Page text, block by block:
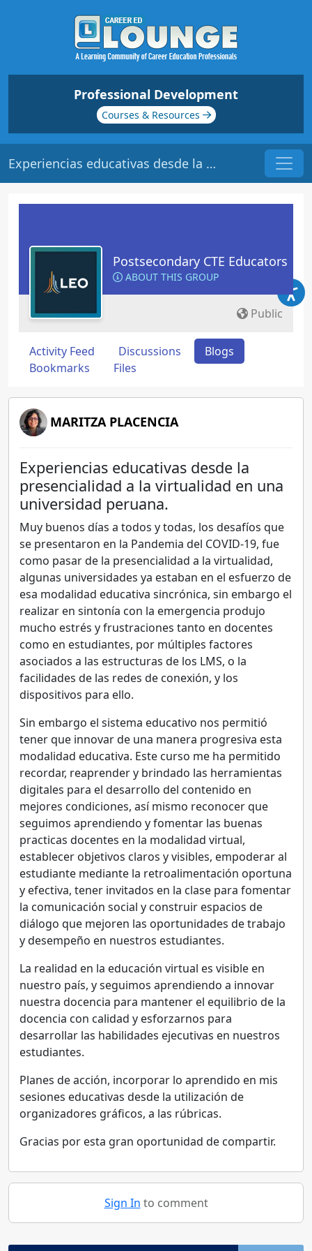
Professional Development
Courses & Resources
Experiencias educativas desde la presencialidad a la virtualidad en una universidad peruana.
Postsecondary CTE Educators
ABOUT THIS GROUP
Public
Activity Feed Discussions
Blogs
Bookmarks
Files
MARITZA PLACENCIA
Experiencias educativas desde la
presencialidad a la virtualidad en una
universidad peruana.
Muy buenos días a todos y todas, los desafíos que
se presentaron en la Pandemia del COVID-19, fue
como pasar de la presencialidad a la virtualidad,
algunas universidades ya estaban en el esfuerzo de
esa modalidad educativa sincrónica, sin embargo el
realizar en sintonía con la emergencia produjo
mucho estrés y frustraciones tanto en docentes
como en estudiantes, por múltiples factores
asociados a las estructuras de los LMS, o la
facilidades de las redes de conexión, y los
dispositivos para ello.
Sin embargo el sistema educativo nos permitió
tener que innovar de una manera progresiva esta
modalidad educativa. Este curso me ha permitido
recordar, reaprender y brindado las herramientas
digitales para el desarrollo del contenido en
mejores condiciones, así mismo reconocer que
seguimos aprendiendo y fomentar las buenas
practicas docentes en la modalidad virtual,
establecer objetivos claros y visibles, empoderar al
estudiante mediante la retroalimentación oportuna
y efectiva, tener invitados en la clase para fomentar
la comunicación social y construir espacios de
diálogo que mejoren las oportunidades de trabajo
y desempeño en nuestros estudiantes.
La realidad en la educación virtual es visible en
nuestro país, y seguimos aprendiendo a innovar
nuestra docencia para mantener el equilibrio de la
docencia con calidad y esforzarnos para
desarrollar las habilidades ejecutivas en nuestros
estudiantes.
Planes de acción, incorporar lo aprendido en mis
sesiones educativas desde la utilización de
organizadores gráficos, a las rúbricas.
Gracias por esta gran oportunidad de compartir.
Sign In to comment